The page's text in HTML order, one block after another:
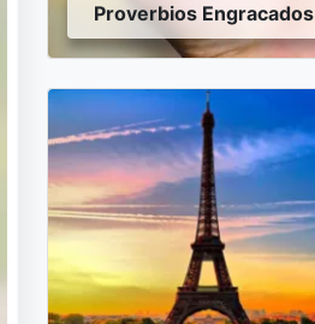
Proverbios Engracados